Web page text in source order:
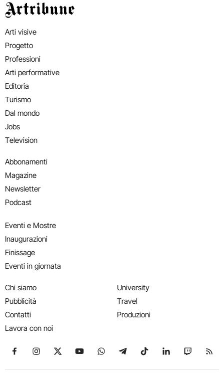
Artribune
Arti visive
Progetto
Professioni
Arti performative
Editoria
Turismo
Dal mondo
Jobs
Television
Abbonamenti
Magazine
Newsletter
Podcast
Eventi e Mostre
Inaugurazioni
Finissage
Eventi in giornata
Chi siamo
Pubblicità
Contatti
Lavora con noi
University
Travel
Produzioni
Seguici su Facebook
Seguici su Instagram
Seguici su X
Seguici su YouTube
Seguici su WhatsApp
Seguici su Telegram
Seguici su TikTok
Seguici su
Seguici